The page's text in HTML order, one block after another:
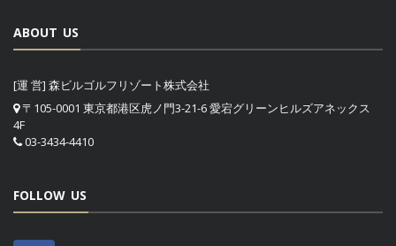
ABOUT US
[運 営] 森ビルゴルフリゾート株式会社
〒105-0001 東京都港区虎ノ門3-21-6 愛宕グリーンヒルズアネックス
4F
03-3434-4410
FOLLOW US